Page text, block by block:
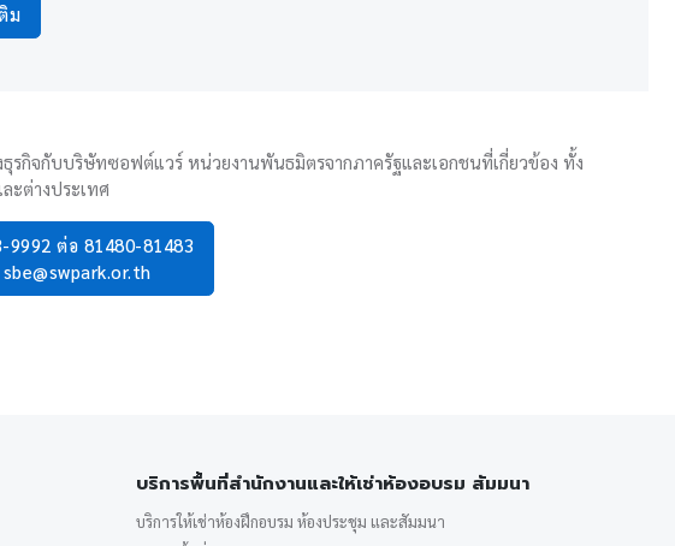
ม
ธุรกิจกับบริษัทซอฟต์แวร์ หน่วยงานพันธมิตรจากภาครัฐและเอกชนที่เกี่ยวข้อง ทั้ง
ะต่างประเทศ
9992 ต่อ 81480-81483
บริการพื้นที่สำนักงานและให้เช่าห้องอบรม สัมมนา
บริการให้เช่าห้องฝึกอบรม ห้องประชุม และสัมมนา